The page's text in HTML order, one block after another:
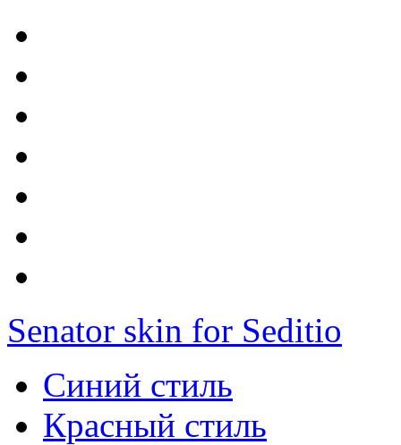
Senator skin for Seditio
Синий стиль
Красный стиль